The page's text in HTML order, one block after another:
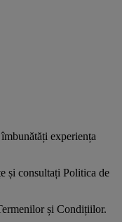
experiența
și consultați Politica de
și Condițiilor.